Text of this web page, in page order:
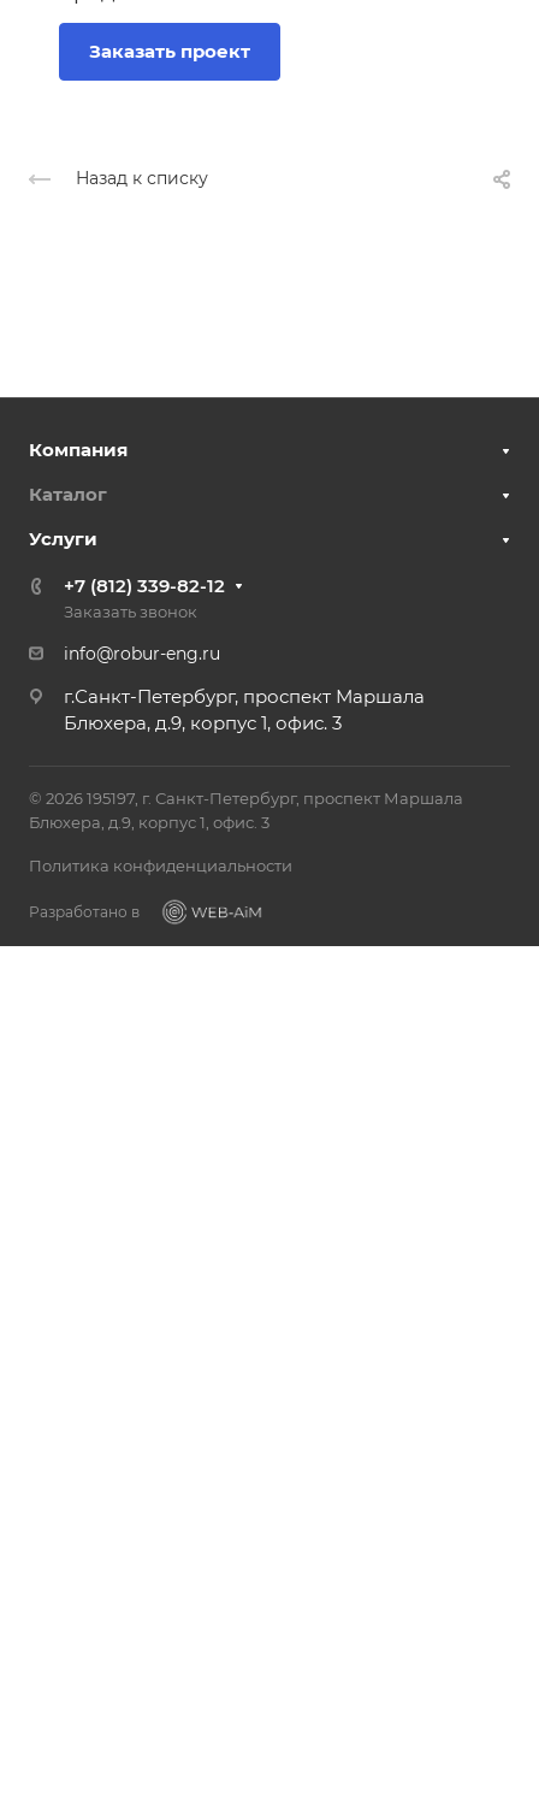
Заказать проект
Назад к списку
Компания
Каталог
Услуги
+7 (812) 339-82-12
Заказать звонок
info@robur-eng.ru
г.Санкт-Петербург, проспект Маршала
Блюхера, д.9, корпус 1, офис. 3
© 2026 195197, г. Санкт-Петербург, проспект Маршала
Блюхера, д.9, корпус 1, офис. 3
Политика конфиденциальности
Разработано в